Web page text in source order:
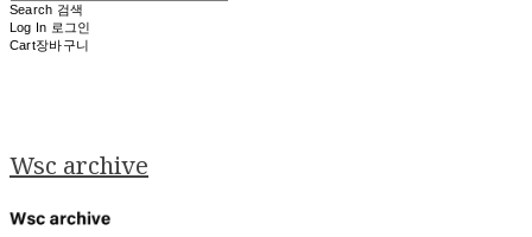
Search 검색
Log In 로그인
Cart장바구니
Wsc archive